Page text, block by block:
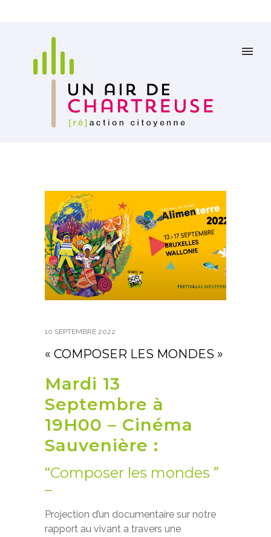
10 SEPTEMBRE 2022
« COMPOSER LES MONDES »
Mardi 13
Septembre à
19H00 – Cinéma
Sauvenière :
“Composer les mondes ”
–
Projection d’un documentaire sur notre
rapport au vivant a travers une